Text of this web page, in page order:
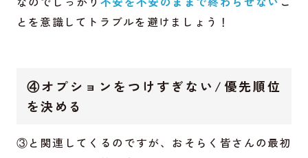
とを意識してトラブルを避けましょう！
④オプションをつけすぎない/優先順位
を決める
③と関連してくるのですが、おそらく皆さんの最初